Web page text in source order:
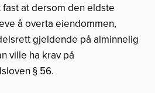
at dersom den eldste
å overta eiendommen,
gjeldende på alminnelig
ville ha krav på
§ 56.